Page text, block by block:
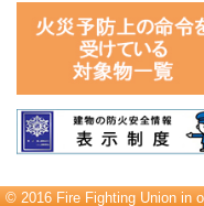
© 2016 Fire Fighting Union in